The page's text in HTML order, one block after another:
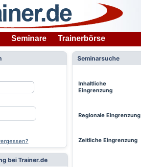
Seminare Trainerbörse
bei Trainer.de
Seminarsuche
Inhaltliche
Eingrenzung
Regionale Eingrenzung
Zeitliche Eingrenzung